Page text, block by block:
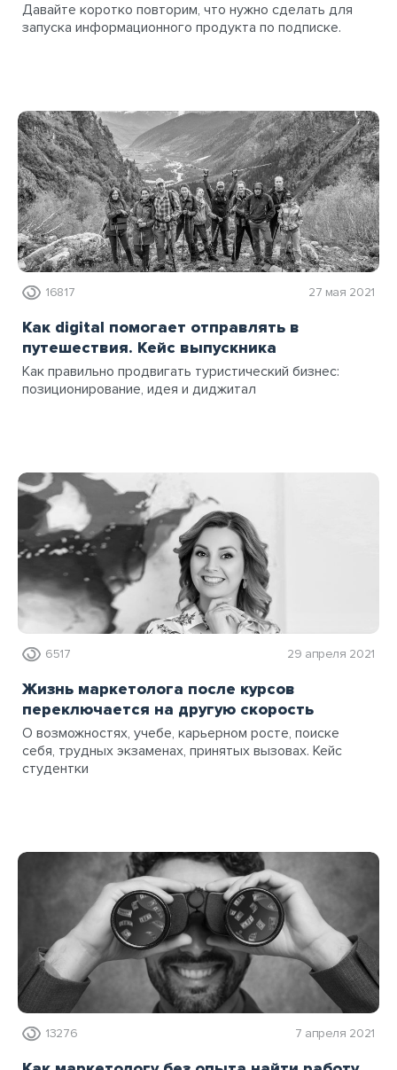
Давайте коротко повторим, что нужно сделать для
запуска информационного продукта по подписке.
16817 27 мая 2021
Как digital помогает отправлять в
путешествия. Кейс выпускника
Как правильно продвигать туристический бизнес:
позиционирование, идея и диджитал
6517 29 апреля 2021
Жизнь маркетолога после курсов
переключается на другую скорость
О возможностях, учебе, карьерном росте, поиске
себя, трудных экзаменах, принятых вызовах. Кейс
студентки
13276 7 апреля 2021